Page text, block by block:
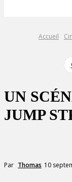
Accueil
UN
JUMP
Par Thomas 10